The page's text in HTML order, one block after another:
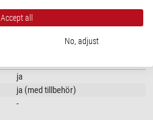
Guiding-hjälpmedel
Guidescope
ja
ja (med tillbehör)
-
Accept all
No, adjust